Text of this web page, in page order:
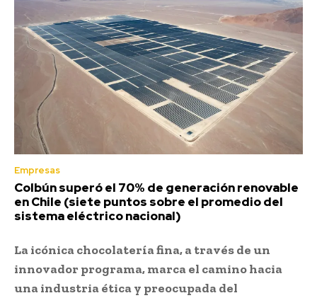
Empresas
Colbún superó el 70% de generación renovable
en Chile (siete puntos sobre el promedio del
sistema eléctrico nacional)
La icónica chocolatería fina, a través de un
innovador programa, marca el camino hacia
una industria ética y preocupada del